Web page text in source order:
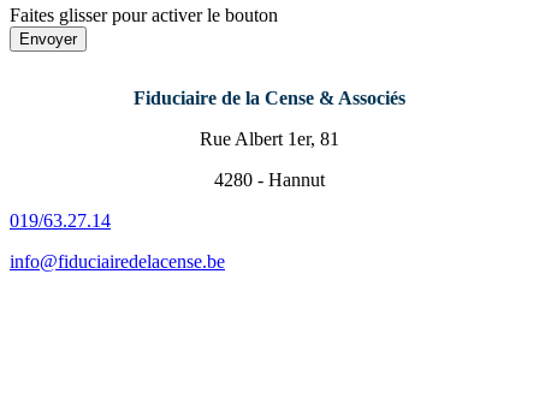
Faites glisser pour activer le bouton
Envoyer
Fiduciaire de la Cense & Associés
Rue Albert 1er, 81
4280 - Hannut
019/63.27.14
info@fiduciairedelacense.be